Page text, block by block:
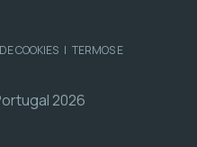
COOKIES | TERMOS E
2026